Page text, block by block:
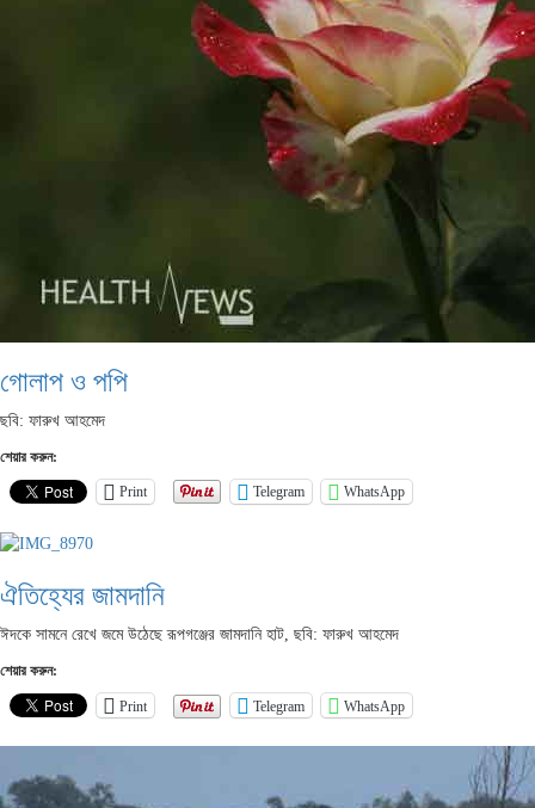
গোলাপ ও পপি
ছবি: ফারুখ আহমেদ
শেয়ার করুন:
Print Telegram WhatsApp
ঐতিহ্যের জামদানি
ঈদকে সামনে রেখে জমে উঠেছে রূপগঞ্জের জামদানি হাট, ছবি: ফারুখ আহমেদ
শেয়ার করুন:
Print Telegram WhatsApp